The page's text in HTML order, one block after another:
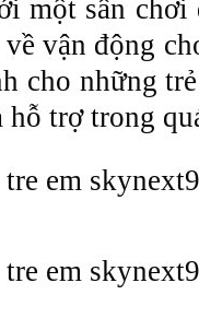
một sân
vận động
cho những
hỗ trợ trong